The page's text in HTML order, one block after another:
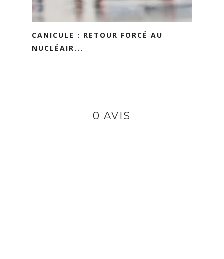
CANICULE : RETOUR FORCÉ AU
NUCLÉAIR...
0 AVIS